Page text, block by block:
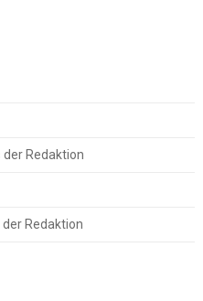
der Redaktion
Redaktion